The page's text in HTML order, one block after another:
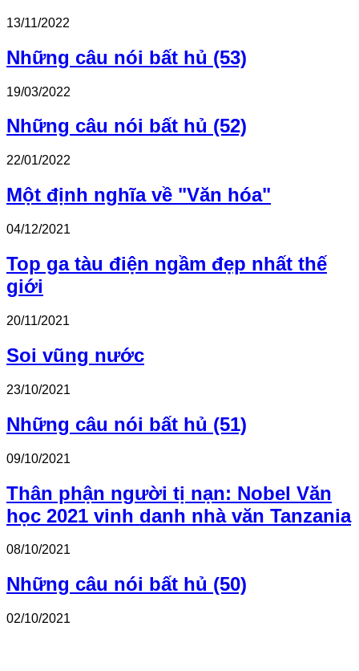
13/11/2022
Những câu nói bất hủ (53)
19/03/2022
Những câu nói bất hủ (52)
22/01/2022
Một định nghĩa về "Văn hóa"
04/12/2021
Top ga tàu điện ngầm đẹp nhất thế
giới
20/11/2021
Soi vũng nước
23/10/2021
Những câu nói bất hủ (51)
09/10/2021
Thân phận người tị nạn: Nobel Văn
học 2021 vinh danh nhà văn Tanzania
08/10/2021
Những câu nói bất hủ (50)
02/10/2021